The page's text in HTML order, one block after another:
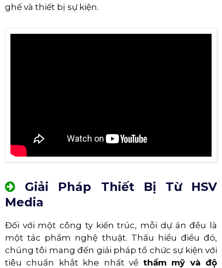
ghế và thiết bị sự kiện.
Giải Pháp Thiết Bị Từ HSV
Media
Đối với một công ty kiến trúc, mỗi dự án đều là
một tác phẩm nghệ thuật. Thấu hiểu điều đó,
chúng tôi mang đến giải pháp tổ chức sự kiện với
tiêu chuẩn khắt khe nhất về thẩm mỹ và độ